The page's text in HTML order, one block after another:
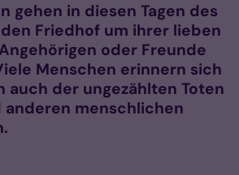
gehen in diesen Tagen des
Friedhof um ihrer lieben
oder Freunde
Menschen erinnern sich
auch der ungezählten Toten
anderen menschlichen